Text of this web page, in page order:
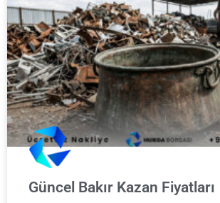
Güncel Bakır Kazan Fiyatları